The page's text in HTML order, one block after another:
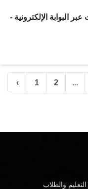
البوابة الإلكترونية -
‹ 1 2 ...
والطلاب